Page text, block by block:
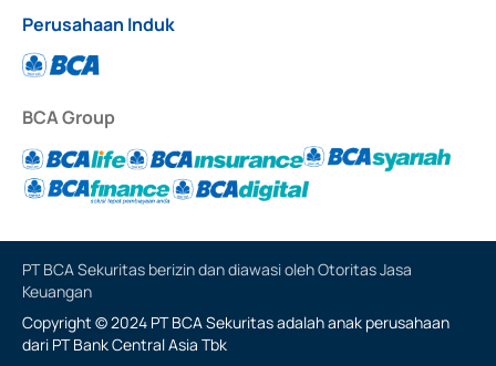
Perusahaan Induk
BCA Group
PT BCA Sekuritas berizin dan diawasi oleh Otoritas Jasa
Keuangan
Copyright © 2024 PT BCA Sekuritas adalah anak perusahaan
dari PT Bank Central Asia Tbk